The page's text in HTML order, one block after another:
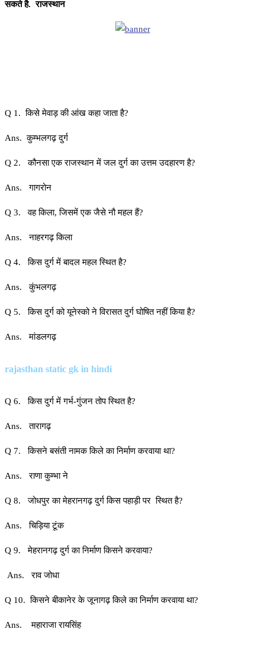
सकते है. राजस्थान
Q 1. किसे मेवाड़ की आंख कहा जाता है?
Ans. कुम्भलगढ़ दुर्ग
Q 2. कौनसा एक राजस्थान में जल दुर्ग का उत्तम उदहारण है?
Ans. गागरोन
Q 3. वह किला, जिसमें एक जैसे नौ महल हैं?
Ans. नाहरगढ़ किला
Q 4. किस दुर्ग में बादल महल स्थित है?
Ans. कुंभलगढ़
Q 5. किस दुर्ग को यूनेस्को ने विरासत दुर्ग घोषित नहीं किया है?
Ans. मांडलगढ़
rajasthan static gk in hindi
Q 6. किस दुर्ग में गर्भ-गुंजन तोप स्थित है?
Ans. तारागढ़
Q 7. किसने बसंती नामक किले का निर्माण करवाया था?
Ans. राणा कुम्भा ने
Q 8. जोधपुर का मेहरानगढ़ दुर्ग किस पहाड़ी पर स्थित है?
Ans. चिड़िया टूंक
Q 9. मेहरानगढ़ दुर्ग का निर्माण किसने करवाया?
Ans. राव जोधा
Q 10. किसने बीकानेर के जूनागढ़ किले का निर्माण करवाया था?
Ans. महाराजा रायसिंह